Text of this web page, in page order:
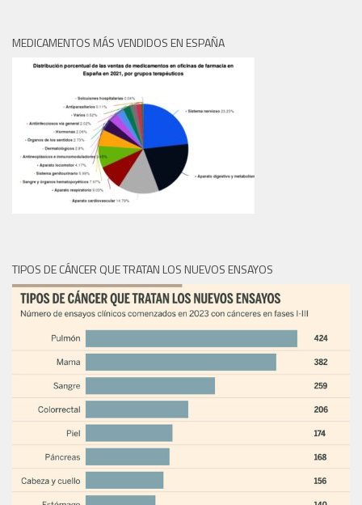
MEDICAMENTOS MÁS VENDIDOS EN ESPAÑA
TIPOS DE CÁNCER QUE TRATAN LOS NUEVOS ENSAYOS